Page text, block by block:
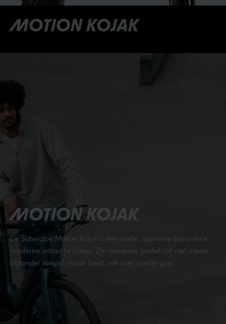
MOTION KOJAK
MOTION KOJAK
De Schwalbe Motion Kojak is een snelle, sportieve band voor
moderne urban (e-)bikes. Zijn moderne profiel rolt niet alleen
bijzonder soepel, maar biedt ook zeer goede grip.